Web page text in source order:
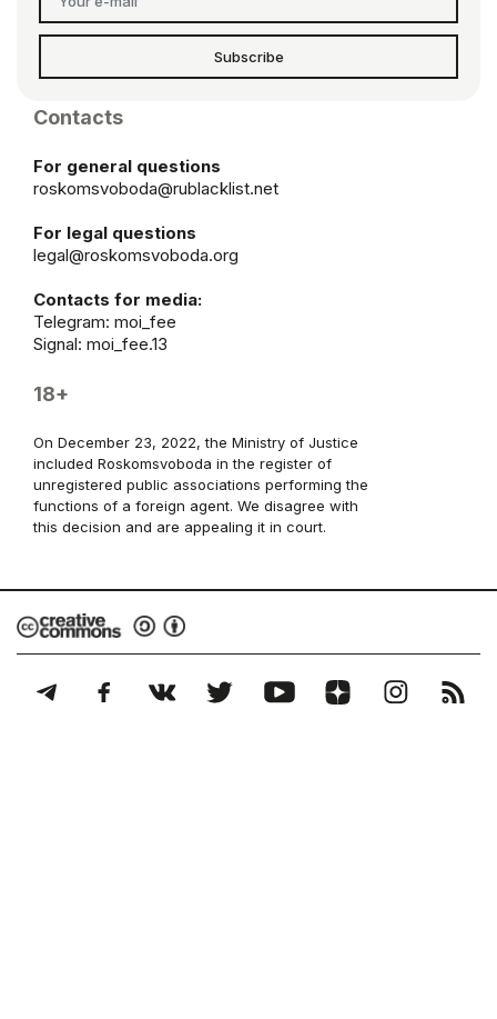
Subscribe
Contacts
For general questions
roskomsvoboda@rublacklist.net
For legal questions
legal@roskomsvoboda.org
Contacts for media:
Telegram: moi_fee
Signal: moi_fee.13
18+
On December 23, 2022, the Ministry of Justice
included Roskomsvoboda in the register of
unregistered public associations performing the
functions of a foreign agent. We disagree with
this decision and are appealing it in court.